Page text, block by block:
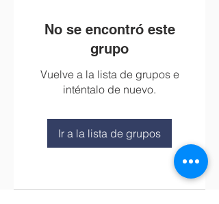
No se encontró este
grupo
Vuelve a la lista de grupos e
inténtalo de nuevo.
Ir a la lista de grupos